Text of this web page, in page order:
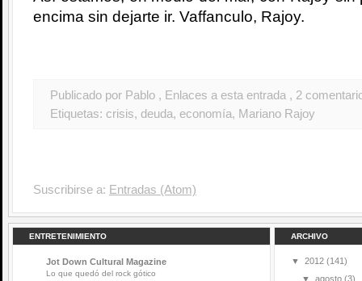
encima sin dejarte ir. Vaffanculo, Rajoy.
Publicado por Pablo , Enlaces a esta entrada , 2
Etiquetas: crisis, deuda, economía, Mariano Rajoy
Suscribirse a: Entradas (Atom)
ENTRETENIMIENTO
Jot Down Cultural Magazine
Lo que quedó del rock gótico
ARCHIVO
▼ 2012 (141)
▼
agosto (3)